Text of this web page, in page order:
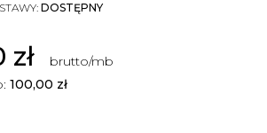
DOSTĘPNY
zł
brutto/mb
100,00 zł